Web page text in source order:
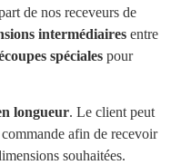
de nos receveurs de
intermédiaires entre
spéciales pour
longueur. Le client peut
afin de recevoir
souhaitées.